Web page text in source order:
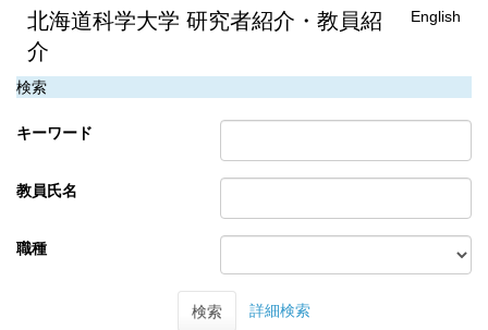
北海道科学大学 研究者紹介・教員紹
介
English
検索
キーワード
教員氏名
職種
検索 詳細検索